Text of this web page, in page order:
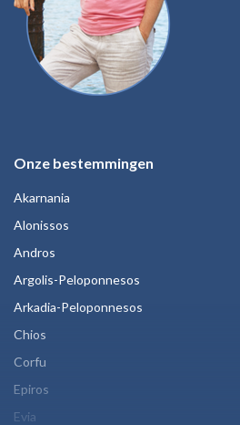
Onze bestemmingen
Akarnania
Alonissos
Andros
Argolis-Peloponnesos
Arkadia-Peloponnesos
Chios
Corfu
Epiros
Evia